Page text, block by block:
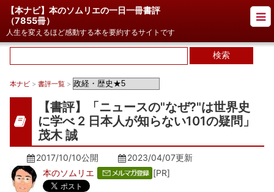
【本ナビ】本のソムリエの一日一冊書評
（7855冊）
人生を変えるほど感動する本を要約するサイトです
本ナビ > 書評一覧 >
【書評】「ニュースの"なぜ?"は世界史
に学べ 2 日本人が知らない101の疑問」
茂木 誠
2017/10/10公開 2023/04/07更新
本のソムリエ
[PR]